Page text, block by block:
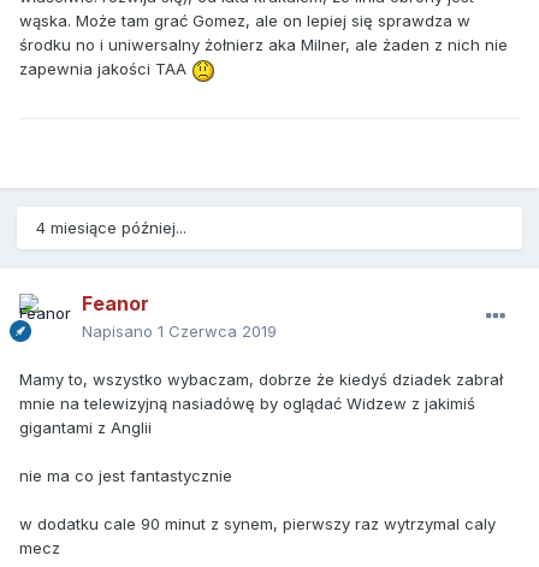
wąska. Może tam grać Gomez, ale on lepiej się sprawdza w
środku no i uniwersalny żołnierz aka Milner, ale żaden z nich nie
zapewnia jakości TAA
4 miesiące później...
Feanor
Napisano 1 Czerwca 2019
Mamy to, wszystko wybaczam, dobrze że kiedyś dziadek zabrał
mnie na telewizyjną nasiadówę by oglądać Widzew z jakimiś
gigantami z Anglii
nie ma co jest fantastycznie
w dodatku cale 90 minut z synem, pierwszy raz wytrzymal caly
mecz